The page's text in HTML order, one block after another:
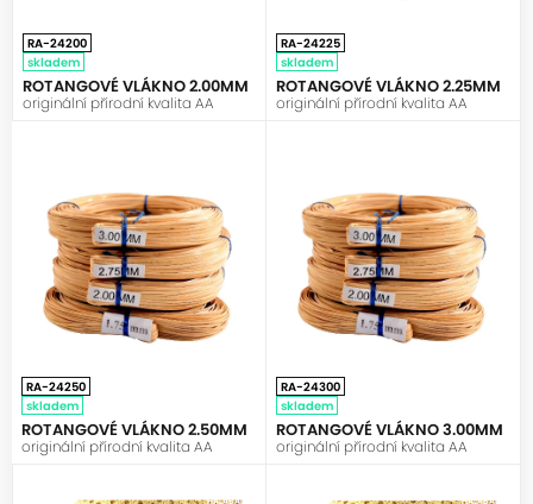
RA-24200
skladem
ROTANGOVÉ VLÁKNO 2.00MM
originální přírodní kvalita AA
RA-24225
skladem
ROTANGOVÉ VLÁKNO 2.25MM
originální přírodní kvalita AA
RA-24250
skladem
ROTANGOVÉ VLÁKNO 2.50MM
originální přírodní kvalita AA
RA-24300
skladem
ROTANGOVÉ VLÁKNO 3.00MM
originální přírodní kvalita AA
HALABALA HALABALA